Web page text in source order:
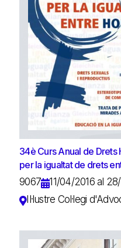
34è Curs Anual de Drets
per la igualtat de drets
9067
11/04/2016 al
Il·lustre Col·legi